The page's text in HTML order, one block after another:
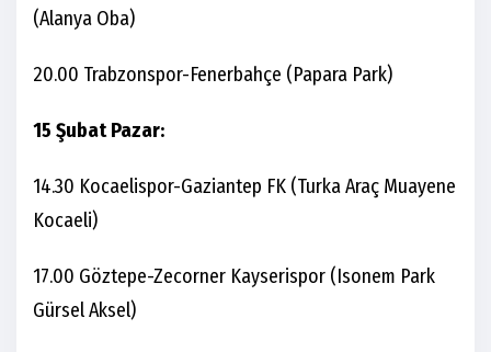
(Alanya Oba)
20.00 Trabzonspor-Fenerbahçe (Papara Park)
15 Şubat Pazar:
14.30 Kocaelispor-Gaziantep FK (Turka Araç Muayene
Kocaeli)
17.00 Göztepe-Zecorner Kayserispor (Isonem Park
Gürsel Aksel)